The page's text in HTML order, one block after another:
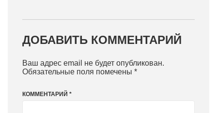
ДОБАВИТЬ КОММЕНТАРИЙ
Ваш адрес email не будет опубликован.
Обязательные поля помечены *
КОММЕНТАРИЙ *